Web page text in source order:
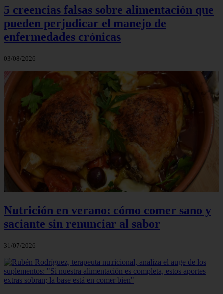
5 creencias falsas sobre alimentación que
pueden perjudicar el manejo de
enfermedades crónicas
03/08/2026
Nutrición en verano: cómo comer sano y
saciante sin renunciar al sabor
31/07/2026